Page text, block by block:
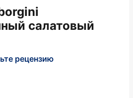
салатовый
рецензию